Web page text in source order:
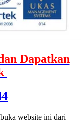
Dapatkan
website ini dari